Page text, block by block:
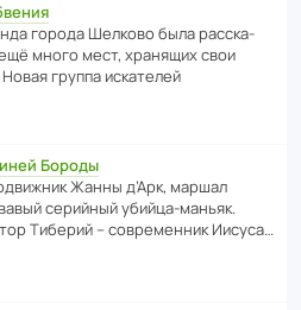
города Шелково была расска­
много мест, хранящих свои
группа иска­телей
Бороды
Жанны д’Арк, маршал
серийный убийца-маньяк.
Тиберий – совре­менник Иисуса…